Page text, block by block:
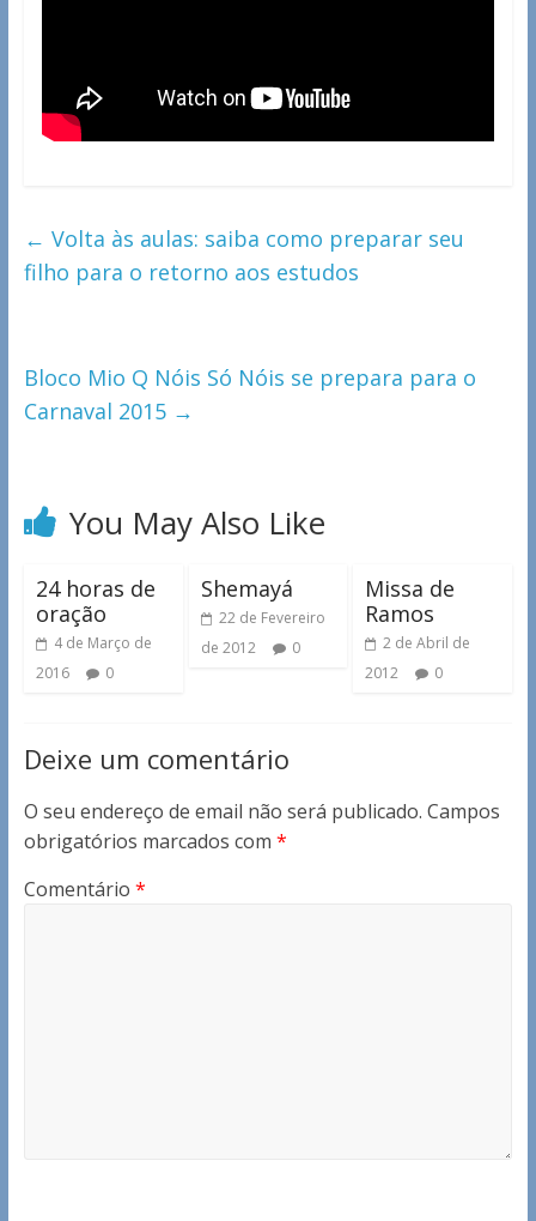
← Volta às aulas: saiba como preparar seu
filho para o retorno aos estudos
Bloco Mio Q Nóis Só Nóis se prepara para o
Carnaval 2015 →
You May Also Like
24 horas de
oração
4 de Março de
2016
0
Shemayá
22 de Fevereiro
de 2012
0
Missa de
Ramos
2 de Abril de
2012
0
Deixe um comentário
O seu endereço de email não será publicado. Campos
obrigatórios marcados com *
Comentário *